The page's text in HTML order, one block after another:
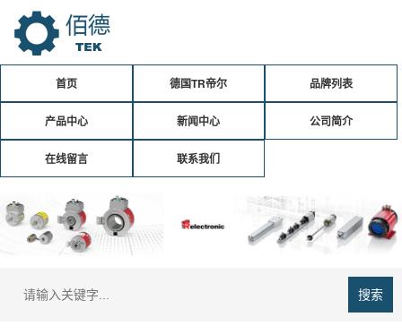
首页 德国TR帝尔 品牌列表
产品中心 新闻中心 公司简介
在线留言 联系我们
搜索